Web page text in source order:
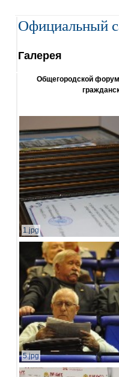
Официальный
Галерея
Общегородской форум
1.jpg
5.jpg